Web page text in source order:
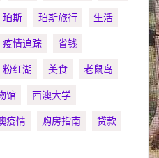
珀斯 珀斯旅行
生活
疫情追踪
省钱
粉红湖 美食
老鼠岛
馆
西澳大学
疫情 购房指南
贷款